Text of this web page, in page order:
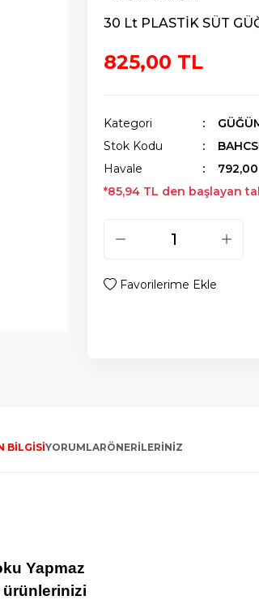
30 Lt PLASTİK SÜT
825,00 TL
Kategori
Stok Kodu
Havale
*85,94 TL den başlayan
BILGISIYORUMLARÖNERILERINIZ
Yapmaz
ürünlerinizi